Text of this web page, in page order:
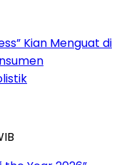
Kian Menguat di